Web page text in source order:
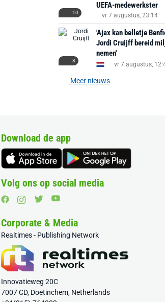
10
UEFA-medewerkster
vr 7 augustus, 23:14
8
'Ajax kan belletje
Jordi Cruijff bereid
nemen'
vr 7 augustus,
Meer nieuws
Download de app
Volg ons op social media
Corporate & Media
Realtimes - Publishing Network
Innovatieweg 20C
7007 CD, Doetinchem, Netherlands